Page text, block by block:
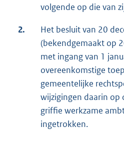
volgende op die van
2.
Het besluit van 20
(bekendgemaakt op
met ingang van 1
overeenkomstige
gemeentelijke
wijzigingen daarin op
griffie werkzame
ingetrokken.